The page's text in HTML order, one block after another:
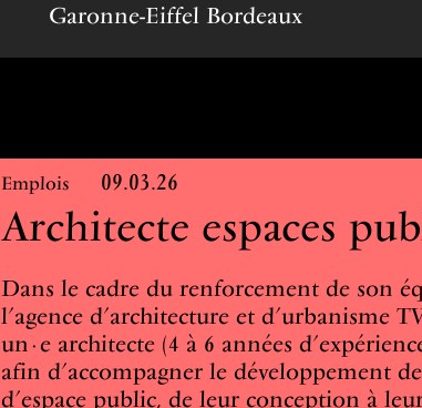
Garonne-Eiffel Bordeaux
Emplois 09.03.26
Architecte espaces
Dans le cadre du renforcement de son
l’agence d’architecture et d’urbanisme
un·e architecte (4 à 6 années
afin d’accompagner le développement
d’espace public, de leur conception à